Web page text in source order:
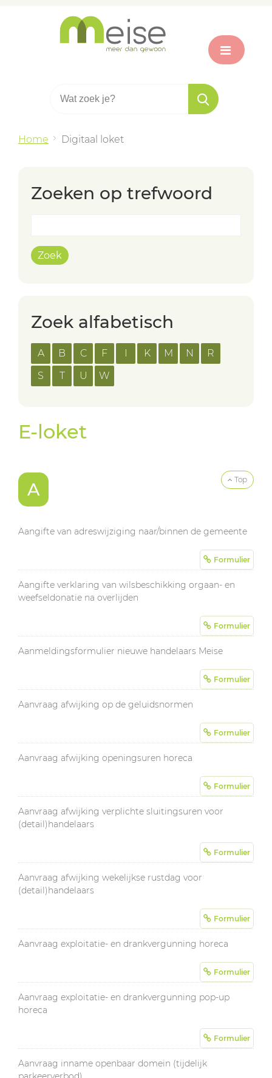
Home Digitaal loket
E-loket
A
Aangifte van adreswijziging naar/binnen de gemeente
Formulier
Aangifte verklaring van wilsbeschikking orgaan- en
weefseldonatie na overlijden
Formulier
Aanmeldingsformulier nieuwe handelaars Meise
Formulier
Aanvraag afwijking op de geluidsnormen
Formulier
Aanvraag afwijking openingsuren horeca
Formulier
Aanvraag afwijking verplichte sluitingsuren voor
(detail)handelaars
Formulier
Aanvraag afwijking wekelijkse rustdag voor
(detail)handelaars
Formulier
Aanvraag exploitatie- en drankvergunning horeca
Formulier
Aanvraag exploitatie- en drankvergunning pop-up
horeca
Formulier
Aanvraag inname openbaar domein (tijdelijk
Top
Zoeken op trefwoord
Zoek alfabetisch
A B C F I K M N
R
S
T U W